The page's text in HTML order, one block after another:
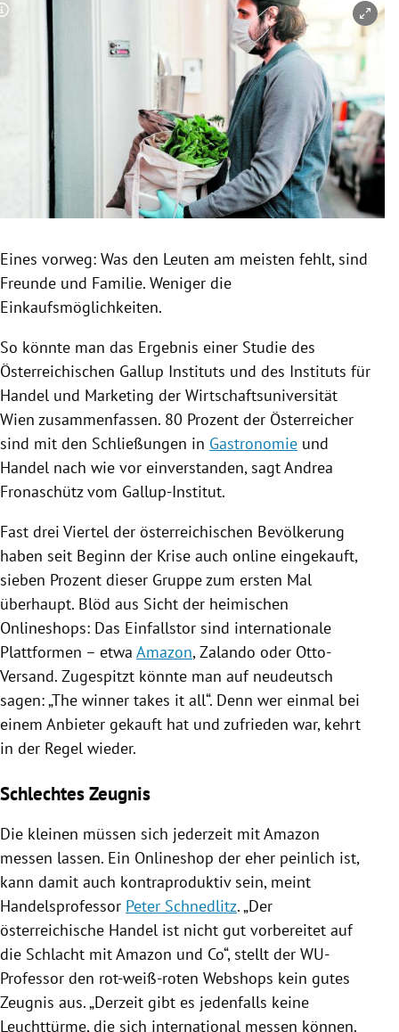
Untermenü
Untermenü
Untermenü
Untermenü
Untermenü
Copyright-Hinweis öffnen/schließen
Eines vorweg: Was den Leuten am meisten fehlt, sind
Freunde und Familie. Weniger die
Einkaufsmöglichkeiten.
So könnte man das Ergebnis einer Studie des
Österreichischen Gallup Instituts und des Instituts für
Handel und Marketing der Wirtschaftsuniversität
Wien zusammenfassen. 80 Prozent der Österreicher
sind mit den Schließungen in Gastronomie und
Handel nach wie vor einverstanden, sagt Andrea
Fronaschütz vom Gallup-Institut.
Fast drei Viertel der österreichischen Bevölkerung
haben seit Beginn der Krise auch online eingekauft,
sieben Prozent dieser Gruppe zum ersten Mal
überhaupt. Blöd aus Sicht der heimischen
Onlineshops: Das Einfallstor sind internationale
Plattformen – etwa Amazon,Zalando oder Otto-
Versand. Zugespitzt könnte man auf neudeutsch
sagen: „The winner takes it all“. Denn wer einmal bei
einem Anbieter gekauft hat und zufrieden war, kehrt
in der Regel wieder.
Schlechtes Zeugnis
Die kleinen müssen sich jederzeit mitAmazon
messen lassen. Ein Onlineshop der eher peinlich ist,
kann damit auch kontraproduktiv sein, meint
Handelsprofessor Peter Schnedlitz. „Der
österreichische Handel ist nicht gut vorbereitet auf
die Schlacht mitAmazon und Co“, stellt der WU-
Professor den rot-weiß-roten Webshops kein gutes
Zeugnis aus. „Derzeit gibt es jedenfalls keine
Leuchttürme, die sich international messen können.